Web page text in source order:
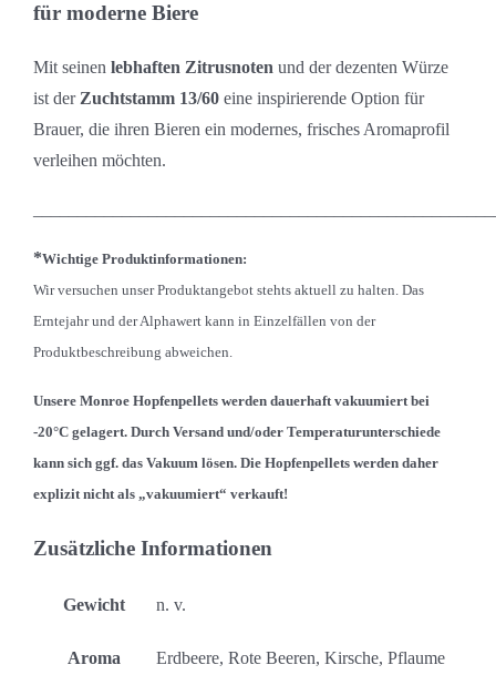
für moderne Biere
Mit seinen lebhaften Zitrusnoten und der dezenten Würze
ist der Zuchtstamm 13/60 eine inspirierende Option für
Brauer, die ihren Bieren ein modernes, frisches Aromaprofil
verleihen möchten.
*Wichtige Produktinformationen:
Wir versuchen unser Produktangebot stehts aktuell zu halten. Das
Erntejahr und der Alphawert kann in Einzelfällen von der
Produktbeschreibung abweichen.
Unsere Monroe Hopfenpellets werden dauerhaft vakuumiert bei
-20°C gelagert. Durch Versand und/oder Temperaturunterschiede
kann sich ggf. das Vakuum lösen. Die Hopfenpellets werden daher
explizit nicht als „vakuumiert“ verkauft!
Zusätzliche Informationen
Gewicht n. v.
Aroma Erdbeere, Rote Beeren, Kirsche, Pflaume